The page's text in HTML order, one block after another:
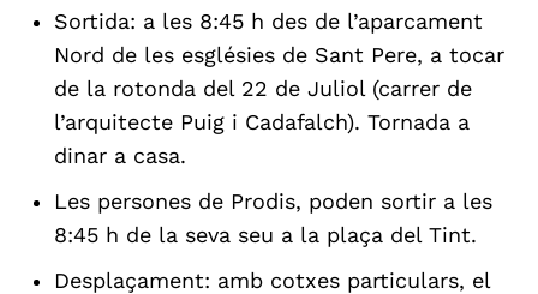
Sortida: a les 8:45 h des de l’aparcament
Nord de les esglésies de Sant Pere, a tocar
de la rotonda del 22 de Juliol (carrer de
l’arquitecte Puig i Cadafalch). Tornada a
dinar a casa.
Les persones de Prodis, poden sortir a les
8:45 h de la seva seu a la plaça del Tint.
Desplaçament: amb cotxes particulars, el